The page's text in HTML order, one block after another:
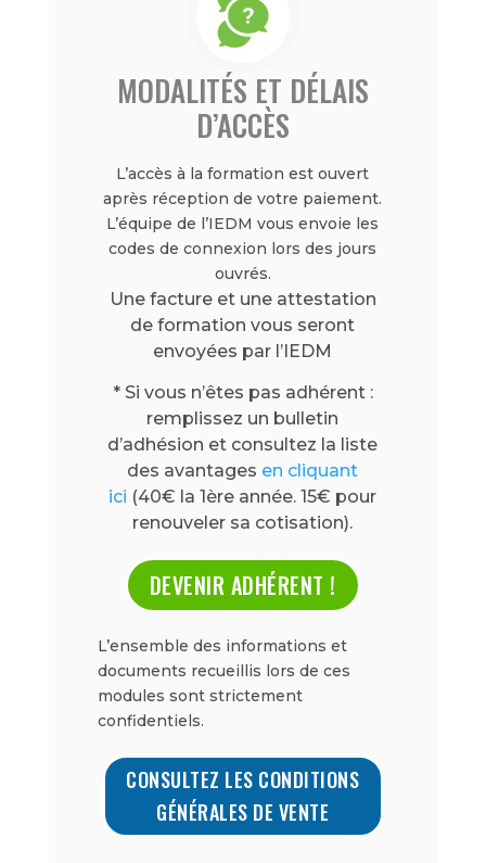
MODALITÉS ET DÉLAIS
D’ACCÈS
L’accès à la formation est ouvert
après réception de votre paiement.
L’équipe de l’IEDM vous envoie les
codes de connexion lors des jours
ouvrés.
Une facture et une attestation
de formation vous seront
envoyées par l’IEDM
* Si vous n’êtes pas adhérent :
remplissez un bulletin
d’adhésion et consultez la liste
des avantages en cliquant
ici (40€ la 1ère année. 15€ pour
renouveler sa cotisation).
DEVENIR ADHÉRENT !
L’ensemble des informations et
documents recueillis lors de ces
modules sont strictement
confidentiels.
CONSULTEZ LES CONDITIONS
GÉNÉRALES DE VENTE